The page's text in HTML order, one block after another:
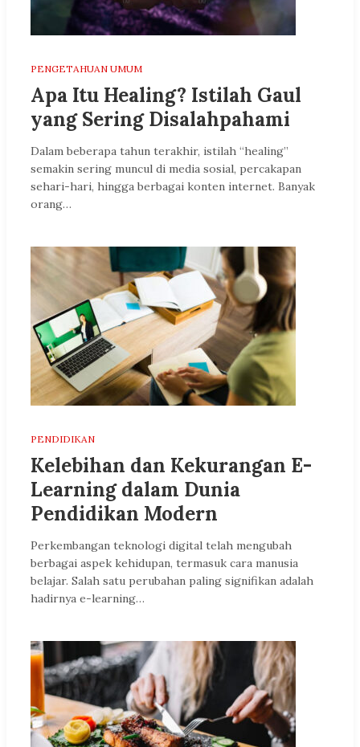
PENGETAHUAN UMUM
Apa Itu Healing? Istilah Gaul
yang Sering Disalahpahami
Dalam beberapa tahun terakhir, istilah “healing”
semakin sering muncul di media sosial, percakapan
sehari-hari, hingga berbagai konten internet. Banyak
orang…
PENDIDIKAN
Kelebihan dan Kekurangan E-
Learning dalam Dunia
Pendidikan Modern
Perkembangan teknologi digital telah mengubah
berbagai aspek kehidupan, termasuk cara manusia
belajar. Salah satu perubahan paling signifikan adalah
hadirnya e-learning…